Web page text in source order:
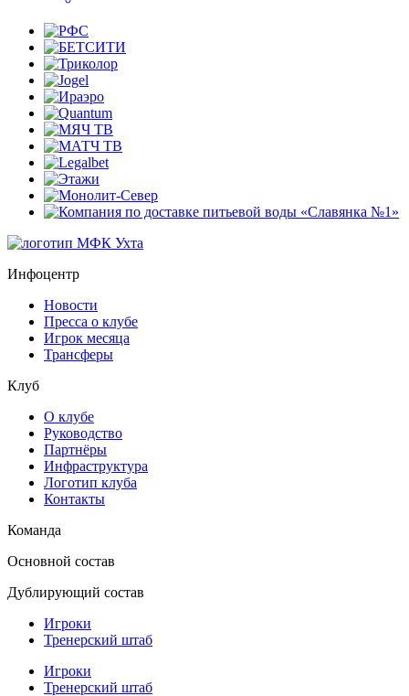
Инфоцентр
Новости
Пресса о клубе
Игрок месяца
Трансферы
Клуб
О клубе
Руководство
Партнёры
Инфраструктура
Логотип клуба
Контакты
Команда
Основной состав
Дублирующий состав
Игроки
Тренерский штаб
Игроки
Тренерский штаб